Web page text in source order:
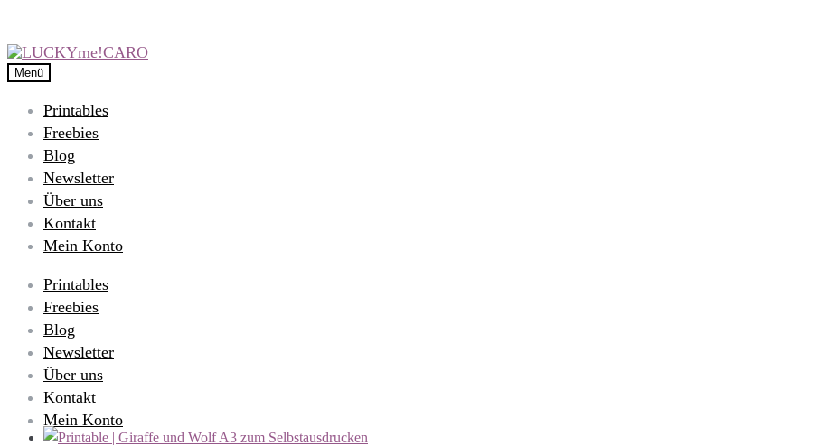
Menü
Printables
Freebies
Blog
Newsletter
Über uns
Kontakt
Mein Konto
Printables
Freebies
Blog
Newsletter
Über uns
Kontakt
Mein Konto